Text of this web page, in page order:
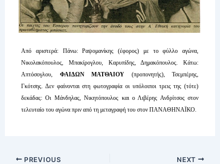
Από αριστερά: Πάνω: Ραψομανίκης (έφορος) με το φύλλο αγώνα,
Νικολακόπουλος, Μπακίρογλου, Καρυπίδης, Δημακόπουλος. Κάτω:
Απτόσογλου, ΦΑΙΔΩΝ ΜΑΤΘΑΙΟΥ (προπονητής), Τσεμπέρης,
Γκότσης. Δεν φαίνονται στη φωτογραφία οι υπόλοιποι τρεις της (τότε)
δεκάδας: Οι Μάνδηλας, Νικητόπουλος και ο Λιβέρης Ανδρίτσος στον
τελευταίο του αγώνα πριν από τη μεταγραφή του στον ΠΑΝΑΘΗΝΑΪΚΟ.
PREVIOUS NEXT